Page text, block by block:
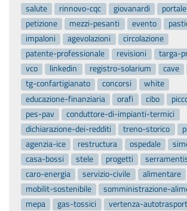
salute
rinnovo-cqc giovanardi
petizione
mezzi-pesanti evento
impaloni
agevolazioni
circolazione
patente-professionale
revisioni targa-
vco
linkedin registro-solarium cave
tg-confartigianato
concorsi
white
educazione-finanziaria
orafi cibo
pes-pav
conduttore-di-impianti-termici
dichiarazione-dei-redditi
treno-storico
agenzia-ice
restructura ospedale
casa-bossi
stele progetti
caro-energia
servizio-civile
alimentare
mobilit-sostenibile
somministrazione-
mepa
gas-tossici
vertenza-